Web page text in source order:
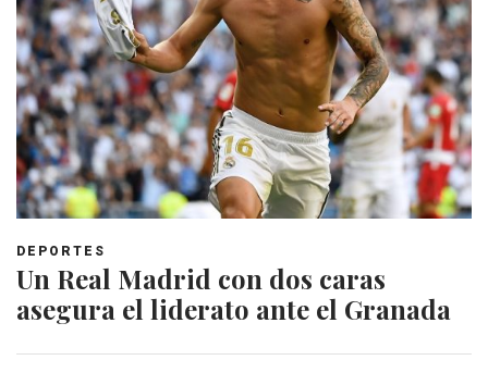
DEPORTES
Un Real Madrid con dos caras
asegura el liderato ante el Granada